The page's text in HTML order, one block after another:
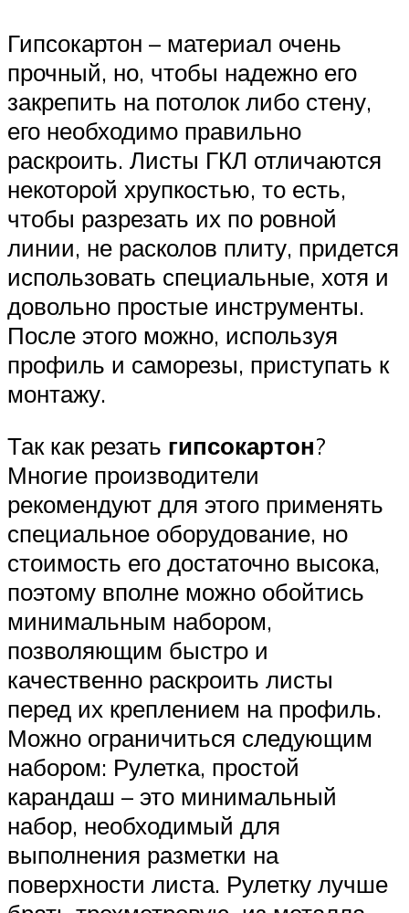
Гипсокартон – материал очень
прочный, но, чтобы надежно его
закрепить на потолок либо стену,
его необходимо правильно
раскроить. Листы ГКЛ отличаются
некоторой хрупкостью, то есть,
чтобы разрезать их по ровной
линии, не расколов плиту, придется
использовать специальные, хотя и
довольно простые инструменты.
После этого можно, используя
профиль и саморезы, приступать к
монтажу.
Так как резать гипсокартон?
Многие производители
рекомендуют для этого применять
специальное оборудование, но
стоимость его достаточно высока,
поэтому вполне можно обойтись
минимальным набором,
позволяющим быстро и
качественно раскроить листы
перед их креплением на профиль.
Можно ограничиться следующим
набором: Рулетка, простой
карандаш – это минимальный
набор, необходимый для
выполнения разметки на
поверхности листа. Рулетку лучше